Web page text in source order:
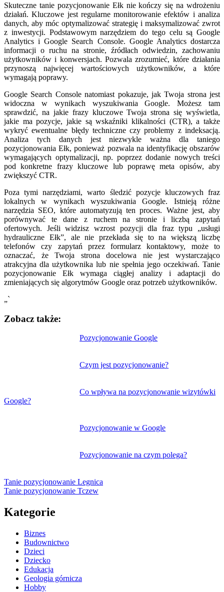
Skuteczne tanie pozycjonowanie Ełk nie kończy się na wdrożeniu
działań. Kluczowe jest regularne monitorowanie efektów i analiza
danych, aby móc optymalizować strategię i maksymalizować zwrot
z inwestycji. Podstawowym narzędziem do tego celu są Google
Analytics i Google Search Console. Google Analytics dostarcza
informacji o ruchu na stronie, źródłach odwiedzin, zachowaniu
użytkowników i konwersjach. Pozwala zrozumieć, które działania
przynoszą najwięcej wartościowych użytkowników, a które
wymagają poprawy.
Google Search Console natomiast pokazuje, jak Twoja strona jest
widoczna w wynikach wyszukiwania Google. Możesz tam
sprawdzić, na jakie frazy kluczowe Twoja strona się wyświetla,
jakie ma pozycje, jakie są wskaźniki klikalności (CTR), a także
wykryć ewentualne błędy techniczne czy problemy z indeksacją.
Analiza tych danych jest niezwykle ważna dla taniego
pozycjonowania Ełk, ponieważ pozwala na identyfikację obszarów
wymagających optymalizacji, np. poprzez dodanie nowych treści
pod konkretne frazy kluczowe lub poprawę meta opisów, aby
zwiększyć CTR.
Poza tymi narzędziami, warto śledzić pozycje kluczowych fraz
lokalnych w wynikach wyszukiwania Google. Istnieją różne
narzędzia SEO, które automatyzują ten proces. Ważne jest, aby
porównywać te dane z ruchem na stronie i liczbą zapytań
ofertowych. Jeśli widzisz wzrost pozycji dla fraz typu „usługi
hydrauliczne Ełk”, ale nie przekłada się to na większą liczbę
telefonów czy zapytań przez formularz kontaktowy, może to
oznaczać, że Twoja strona docelowa nie jest wystarczająco
atrakcyjna dla użytkownika lub nie spełnia jego oczekiwań. Tanie
pozycjonowanie Ełk wymaga ciągłej analizy i adaptacji do
zmieniających się algorytmów Google oraz potrzeb użytkowników.
„`
Zobacz także:
Pozycjonowanie Google
Czym jest pozycjonowanie?
Co wpływa na pozycjonowanie wizytówki
Google?
Pozycjonowanie w Google
Pozycjonowanie na czym polega?
Tanie pozycjonowanie Legnica
Tanie pozycjonowanie Tczew
Kategorie
Biznes
Budownictwo
Dzieci
Dziecko
Edukacja
Geologia górnicza
Hobby